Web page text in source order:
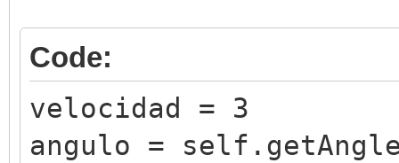
Code:
velocidad = 3
angulo =